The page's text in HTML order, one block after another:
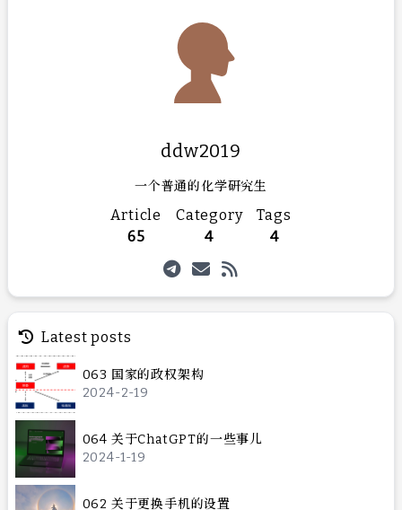
ddw2019
一个普通的化学研究生
Article
65
Category
4
Tags
4
Latest posts
063 国家的政权架构
2024-2-19
064 关于ChatGPT的一些事儿
2024-1-19
062 关于更换手机的设置